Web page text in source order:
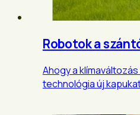
Robotok a
Ahogy a
technológia új